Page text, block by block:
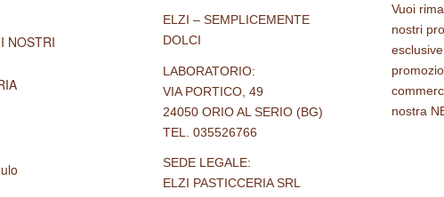
NOSTRI
ELZI – SEMPLICEMENTE
DOLCI
LABORATORIO:
VIA PORTICO, 49
24050 ORIO AL SERIO (BG)
TEL. 035526766
SEDE LEGALE:
ELZI PASTICCERIA SRL
Vuoi
nostri
nostra